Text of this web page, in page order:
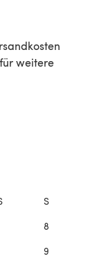
(öffnet sich in
für weitere
S
8
9